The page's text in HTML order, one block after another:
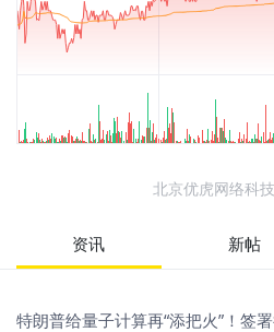
北京优虎网络科
资讯 新帖
特朗普给量子计算再“添把火”！签